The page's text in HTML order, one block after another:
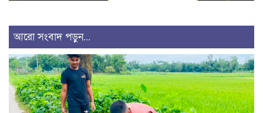
আরো সংবাদ পড়ুন...